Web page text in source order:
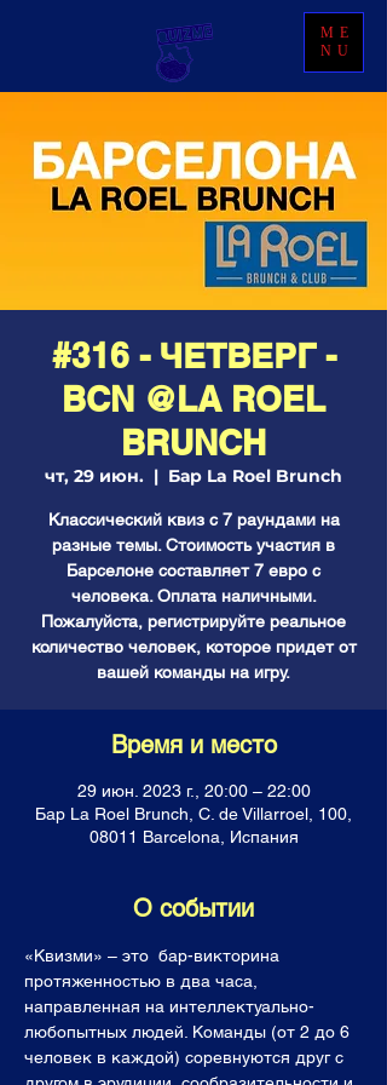
ME
NU
#316 - ЧЕТВЕРГ -
BCN @LA ROEL
BRUNCH
чт, 29 июн.
  |
Бар La Roel Brunch
Классический квиз с 7 раундами на
разные темы. Стоимость участия в
Барселоне составляет 7 евро с
человека. Оплата наличными.
Пожалуйста, регистрируйте реальное
количество человек, которое придет от
вашей команды на игру.
Время и место
29 июн. 2023 г., 20:00 – 22:00
Бар La Roel Brunch, C. de Villarroel, 100,
08011 Barcelona, Испания
О событии
«Квизми» – это  бар-викторина
протяженностью в два часа,
направленная на интеллектуально-
любопытных людей. Команды (от 2 до 6
человек в каждой) соревнуются друг с